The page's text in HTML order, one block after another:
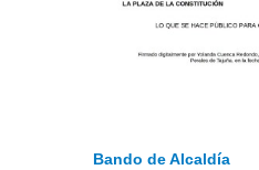
Bando de Alcaldía